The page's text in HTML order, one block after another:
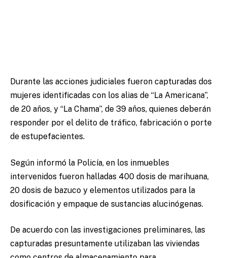
Durante las acciones judiciales fueron capturadas dos
mujeres identificadas con los alias de “La Americana”,
de 20 años, y “La Chama”, de 39 años, quienes deberán
responder por el delito de tráfico, fabricación o porte
de estupefacientes.
Según informó la Policía, en los inmuebles
intervenidos fueron halladas 400 dosis de marihuana,
20 dosis de bazuco y elementos utilizados para la
dosificación y empaque de sustancias alucinógenas.
De acuerdo con las investigaciones preliminares, las
capturadas presuntamente utilizaban las viviendas